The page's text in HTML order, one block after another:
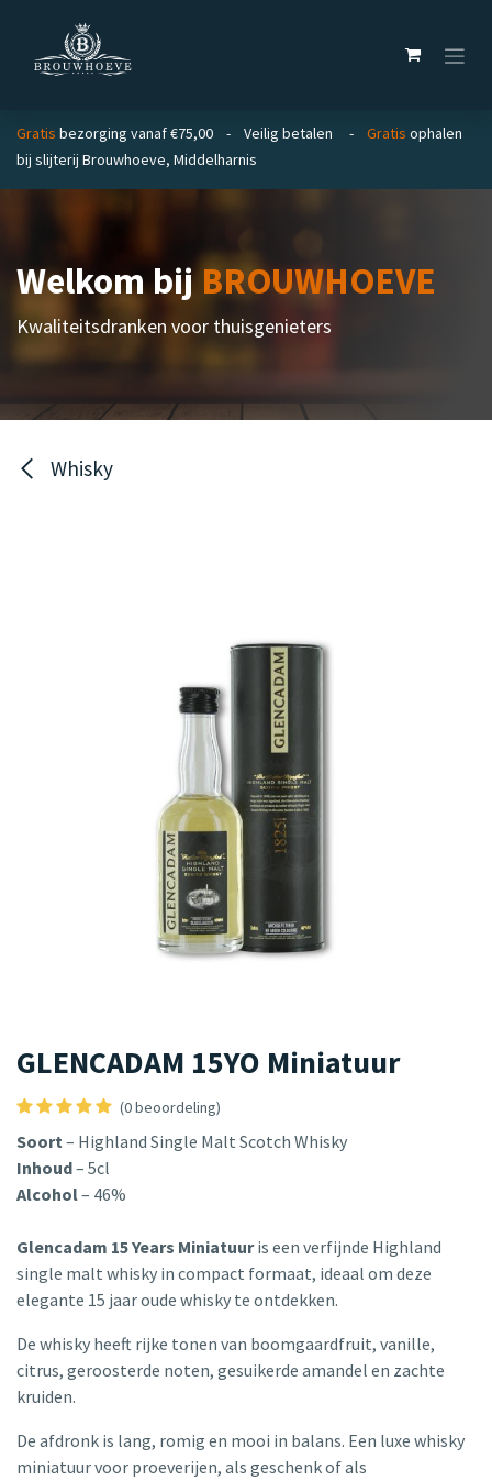
Gratis bezorging vanaf €75,00 - Veilig betalen - Gratis ophalen
bij slijterij Brouwhoeve, Middelharnis
Welkom bijBROUWHOEVE
Kwaliteitsdranken voor thuisgenieters
Whisky
GLENCADAM 15YO Miniatuur
(0 beoordeling)
Soort– Highland Single Malt Scotch Whisky
Inhoud– 5cl
Alcohol– 46%
Glencadam 15 Years Miniatuuris een verfijnde Highland
single malt whisky in compact formaat, ideaal om deze
elegante 15 jaar oude whisky te ontdekken.
De whisky heeft rijke tonen van boomgaardfruit, vanille,
citrus, geroosterde noten, gesuikerde amandel en zachte
kruiden.
De afdronk is lang, romig en mooi in balans. Een luxe whisky
miniatuur voor proeverijen, als geschenk of als